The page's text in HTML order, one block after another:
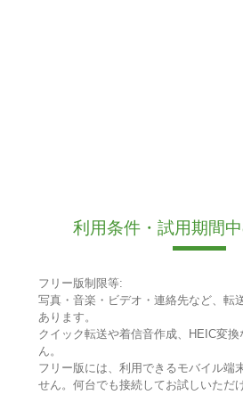
利用条件・試用期間
フリー版制限等:
写真・音楽・ビデオ・連絡先など、転
あります。
クイック転送や着信音作成、HEIC変
ん。
フリー版には、利用できるモバイル端
せん。何台でも接続してお試しいただ